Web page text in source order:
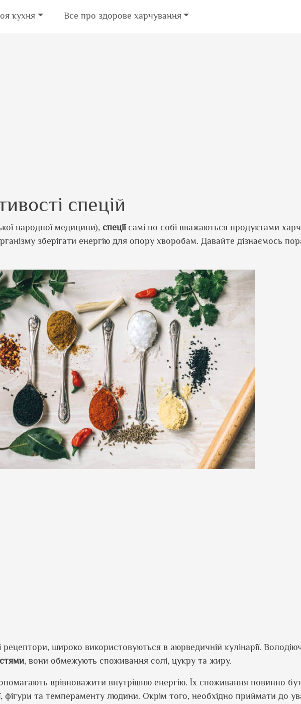
кухня Все про здорове харчування
спецій
народної медицини), спеціїсамі по собі вважаються продуктами
зберігати енергію для опору хворобам. Давайте дізнаємось
рецептори, широко використовуються в аюрведичній кулінарії.
, вони обмежують споживання солі, цукру та жиру.
врівноважити внутрішню енергію. Їх споживання повинно
фігури та темпераменту людини. Окрім того, необхідно приймати до